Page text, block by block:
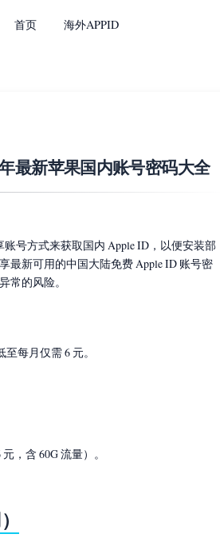
首页 海外APPID
最新苹果国内账号密码大全
号方式来获取国内 Apple ID，以便安装部
最新可用的中国大陆免费 Apple ID 账号密
常的风险。
每月仅需 6 元。
，含 60G 流量）。